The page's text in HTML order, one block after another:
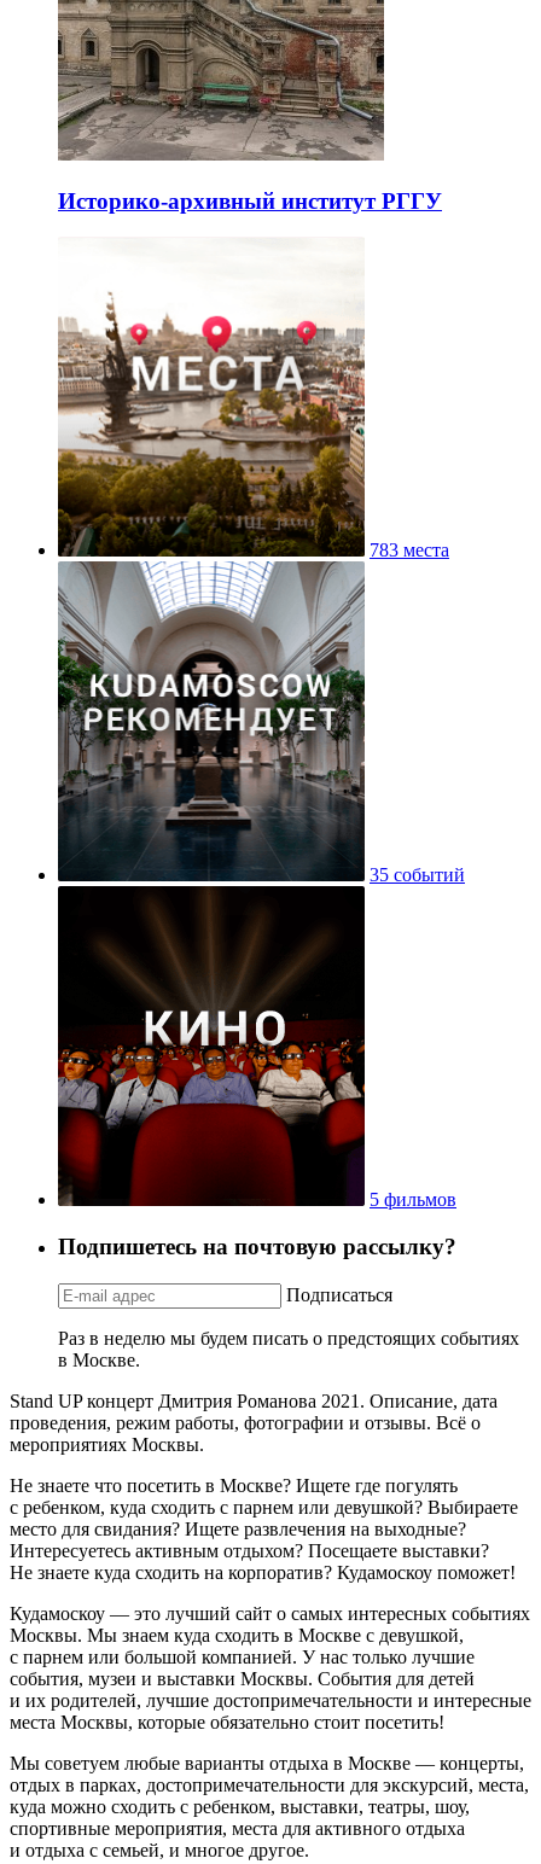
Историко-архивный институт РГГУ
783 места
35 событий
5 фильмов
Подпишетесь на почтовую рассылку?
Подписаться
Раз в неделю мы будем писать о предстоящих событиях
в Москве.
Stand UP концерт Дмитрия Романова 2021. Описание, дата
проведения, режим работы, фотографии и отзывы. Всё о
мероприятиях Москвы.
Не знаете что посетить в Москве? Ищете где погулять
с ребенком, куда сходить с парнем или девушкой? Выбираете
место для свидания? Ищете развлечения на выходные?
Интересуетесь активным отдыхом? Посещаете выставки?
Не знаете куда сходить на корпоратив? Кудамоскоу поможет!
Кудамоскоу — это лучший сайт о самых интересных событиях
Москвы. Мы знаем куда сходить в Москве с девушкой,
с парнем или большой компанией. У нас только лучшие
события, музеи и выставки Москвы. События для детей
и их родителей, лучшие достопримечательности и интересные
места Москвы, которые обязательно стоит посетить!
Мы советуем любые варианты отдыха в Москве — концерты,
отдых в парках, достопримечательности для экскурсий, места,
куда можно сходить с ребенком, выставки, театры, шоу,
спортивные мероприятия, места для активного отдыха
и отдыха с семьей, и многое другое.